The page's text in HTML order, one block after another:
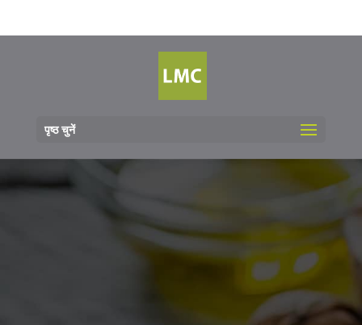
पृष्ठ चुनें